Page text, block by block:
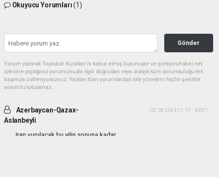
Okuyucu Yorumları(1)
Gönder
Yorum yazarak Topluluk Kuralları’nı kabul etmiş bulunuyor ve ipekyoluhaber.net
sitesine yaptığınız yorumunuzla ilgili doğrudan veya dolaylı tüm sorumluluğu tek
başınıza üstleniyorsunuz. Yazılan tüm yorumlardan site yönetimi hiçbir şekilde
sorumlu tutulamaz.
Azerbaycan-Qazax-
Aslanbeyli
(07.09.2024 21:17 - #257)
Iran vurulacak bu yilin sonuna kadar...